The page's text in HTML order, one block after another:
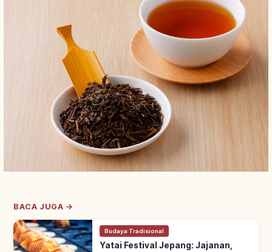
BACA JUGA →
Budaya Tradisional
Yatai Festival Jepang: Jajanan,